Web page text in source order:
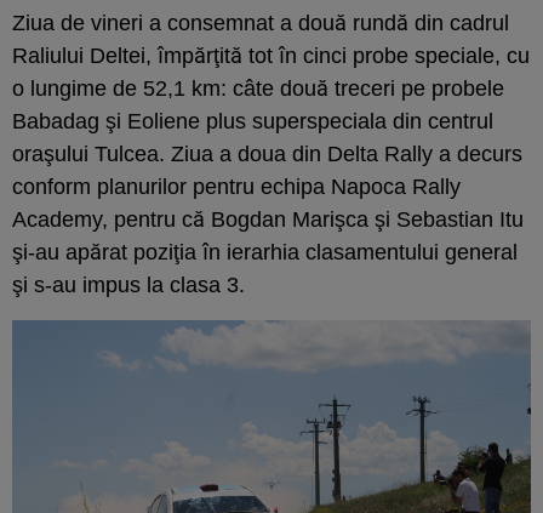
Ziua de vineri a consemnat a două rundă din cadrul
Raliului Deltei, împărţită tot în cinci probe speciale, cu
o lungime de 52,1 km: câte două treceri pe probele
Babadag şi Eoliene plus superspeciala din centrul
oraşului Tulcea. Ziua a doua din Delta Rally a decurs
conform planurilor pentru echipa Napoca Rally
Academy, pentru că Bogdan Marişca şi Sebastian Itu
şi-au apărat poziţia în ierarhia clasamentului general
şi s-au impus la clasa 3.